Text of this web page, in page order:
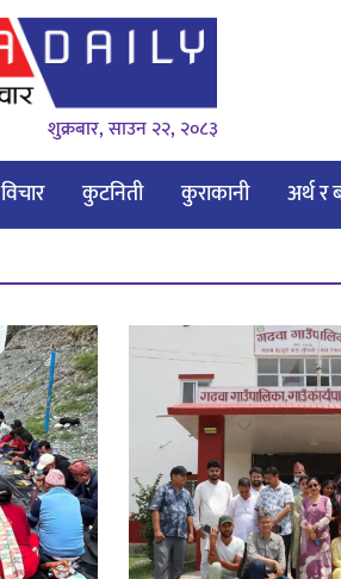
शुक्रबार, साउन २२, २०८३
विचार कुटनिती कुराकानी अर्थ र